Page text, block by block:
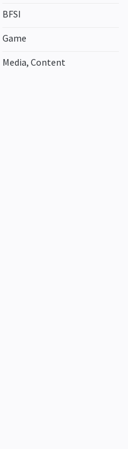
BFSI
Game
Media, Content